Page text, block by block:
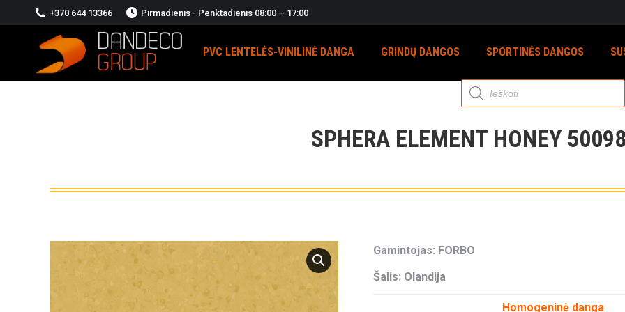
+370 644 13366 Pirmadienis - Penktadienis 08:00 – 17:00
PVC LENTELĖS-VINILINĖ DANGA GRINDŲ DANGOS SPORTINĖS DANGOS
Products
search
SPHERA ELEMENT HONEY 50098
Gamintojas: FORBO
Šalis: Olandija
Homogeninė danga